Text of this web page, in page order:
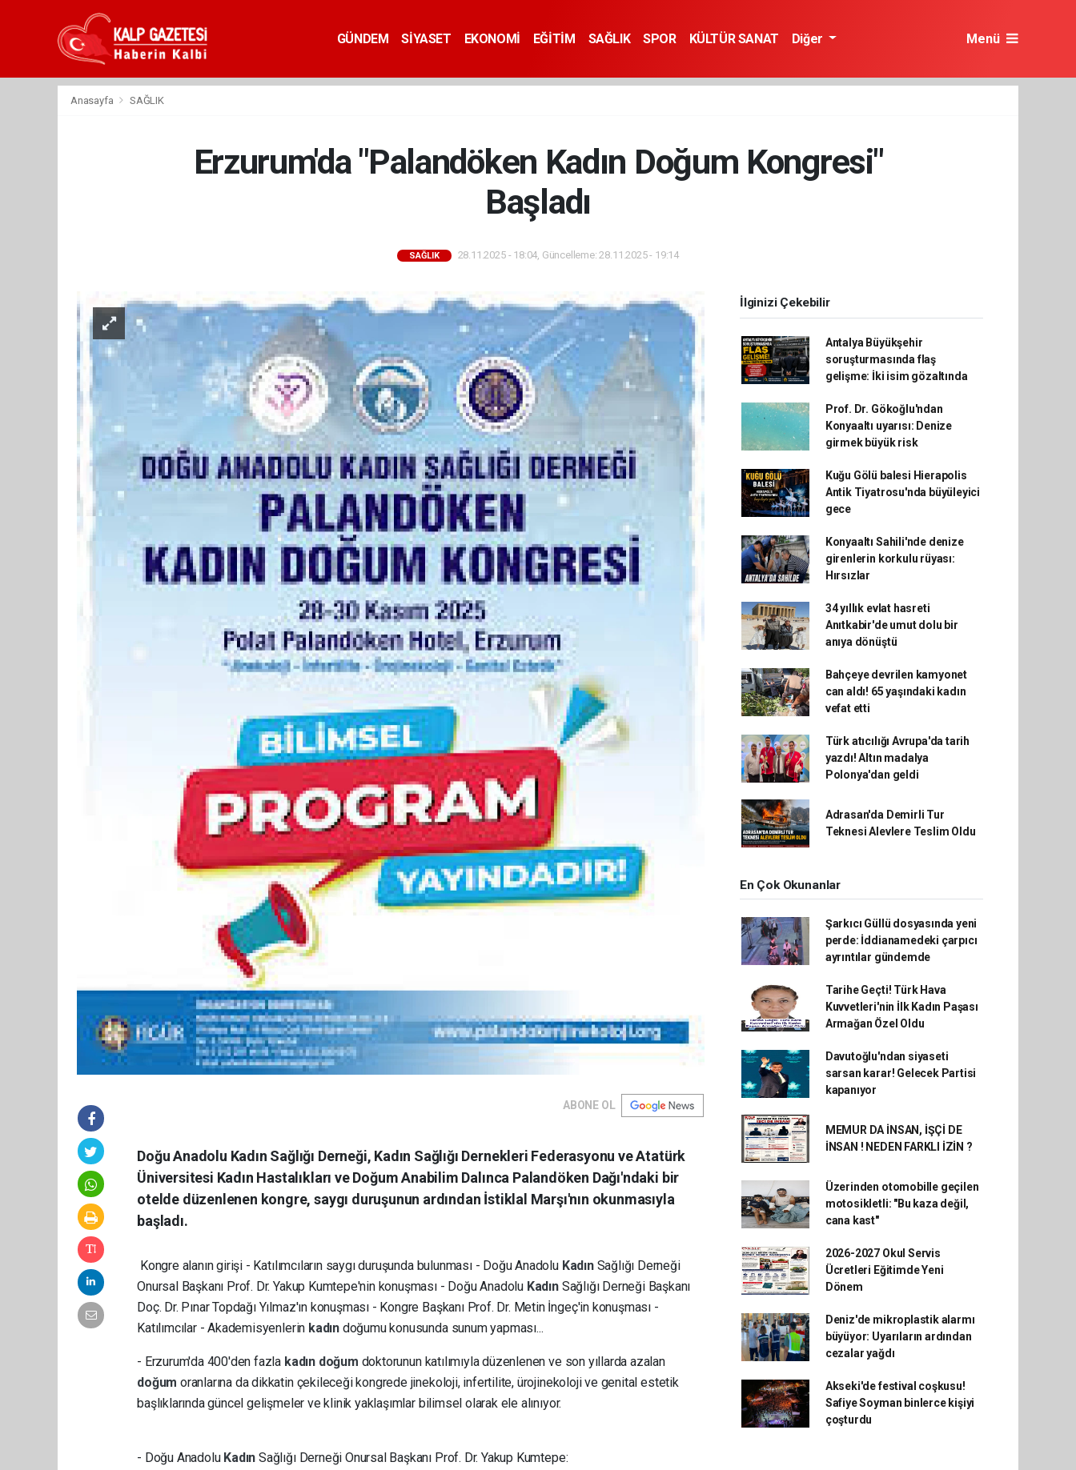
GÜNDEM SİYASET EKONOMİ EĞİTİM SAĞLIK SPOR KÜLTÜR SANAT Diğer Menü
Anasayfa SAĞLIK
Erzurum'da "Palandöken Kadın Doğum Kongresi"
Başladı
SAĞLIK 28.11.2025 - 18:04, Güncelleme: 28.11.2025 - 19:14
ABONE OL
Doğu Anadolu Kadın Sağlığı Derneği, Kadın Sağlığı Dernekleri Federasyonu ve Atatürk
Üniversitesi Kadın Hastalıkları ve Doğum Anabilim Dalınca Palandöken Dağı'ndaki bir
otelde düzenlenen kongre, saygı duruşunun ardından İstiklal Marşı'nın okunmasıyla
başladı.
Kongre alanın girişi - Katılımcıların saygı duruşunda bulunması - Doğu Anadolu Kadın Sağlığı Derneği
Onursal Başkanı Prof. Dr. Yakup Kumtepe'nin konuşması - Doğu Anadolu Kadın Sağlığı Derneği Başkanı
Doç. Dr. Pınar Topdağı Yılmaz'ın konuşması - Kongre Başkanı Prof. Dr. Metin İngeç'in konuşması -
Katılımcılar - Akademisyenlerin kadın doğumu konusunda sunum yapması...
- Erzurum'da 400'den fazla kadın doğum doktorunun katılımıyla düzenlenen ve son yıllarda azalan
doğum oranlarına da dikkatin çekileceği kongrede jinekoloji, infertilite, ürojinekoloji ve genital estetik
başlıklarında güncel gelişmeler ve klinik yaklaşımlar bilimsel olarak ele alınıyor.
- Doğu Anadolu KadınSağlığı Derneği Onursal Başkanı Prof. Dr. Yakup Kumtepe:
İlginizi Çekebilir
Antalya Büyükşehir
soruşturmasında flaş
gelişme: İki isim gözaltında
Prof. Dr. Gökoğlu'ndan
Konyaaltı uyarısı: Denize
girmek büyük risk
Kuğu Gölü balesi Hierapolis
Antik Tiyatrosu'nda büyüleyici
gece
Konyaaltı Sahili'nde denize
girenlerin korkulu rüyası:
Hırsızlar
34 yıllık evlat hasreti
Anıtkabir'de umut dolu bir
anıya dönüştü
Bahçeye devrilen kamyonet
can aldı! 65 yaşındaki kadın
vefat etti
Türk atıcılığı Avrupa'da tarih
yazdı! Altın madalya
Polonya'dan geldi
Adrasan'da Demirli Tur
Teknesi Alevlere Teslim Oldu
En Çok Okunanlar
Şarkıcı Güllü dosyasında yeni
perde: İddianamedeki çarpıcı
ayrıntılar gündemde
Tarihe Geçti! Türk Hava
Kuvvetleri'nin İlk Kadın Paşası
Armağan Özel Oldu
Davutoğlu'ndan siyaseti
sarsan karar! Gelecek Partisi
kapanıyor
MEMUR DA İNSAN, İŞÇİ DE
İNSAN ! NEDEN FARKLI İZİN ?
Üzerinden otomobille geçilen
motosikletli: "Bu kaza değil,
cana kast"
2026-2027 Okul Servis
Ücretleri Eğitimde Yeni
Dönem
Deniz'de mikroplastik alarmı
büyüyor: Uyarıların ardından
cezalar yağdı
Akseki'de festival coşkusu!
Safiye Soyman binlerce kişiyi
çoşturdu